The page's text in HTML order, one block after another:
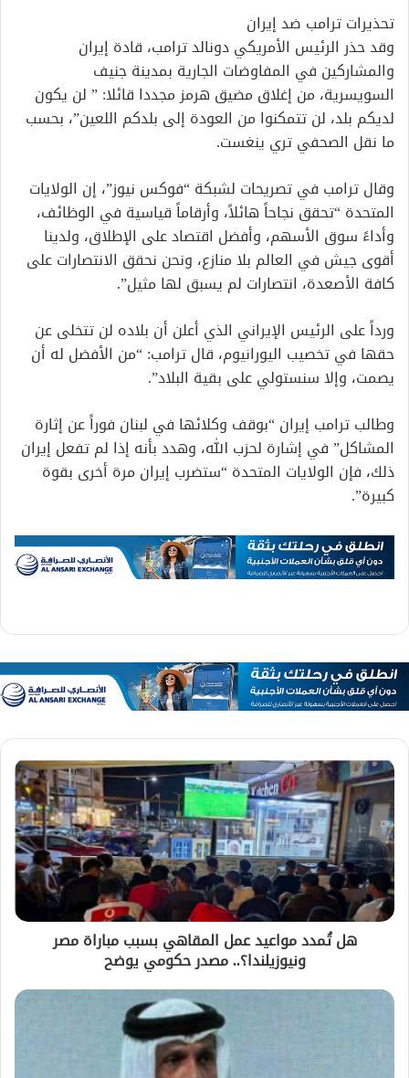
تحذيرات ترامب ضد إيران
وقد حذر الرئيس الأمريكي دونالد ترامب، قادة إيران
والمشاركين في المفاوضات الجارية بمدينة جنيف
السويسرية، من إغلاق مضيق هرمز مجددا قائلا: ” لن يكون
لديكم بلد، لن تتمكنوا من العودة إلى بلدكم اللعين”، بحسب
ما نقل الصحفي تري ينغست.
وقال ترامب في تصريحات لشبكة “فوكس نيوز”، إن الولايات
المتحدة “تحقق نجاحاً هائلاً، وأرقاماً قياسية في الوظائف،
وأداءً سوق الأسهم، وأفضل اقتصاد على الإطلاق، ولدينا
أقوى جيش في العالم بلا منازع، ونحن نحقق الانتصارات على
كافة الأصعدة، انتصارات لم يسبق لها مثيل”.
ورداً على الرئيس الإيراني الذي أعلن أن بلاده لن تتخلى عن
حقها في تخصيب اليورانيوم، قال ترامب: “من الأفضل له أن
يصمت، وإلا سنستولي على بقية البلاد”.
وطالب ترامب إيران “بوقف وكلائها في لبنان فوراً عن إثارة
المشاكل” في إشارة لحزب الله، وهدد بأنه إذا لم تفعل إيران
ذلك، فإن الولايات المتحدة “ستضرب إيران مرة أخرى بقوة
كبيرة”.
هل تُمدد مواعيد عمل المقاهي بسبب مباراة مصر
ونيوزيلندا؟.. مصدر حكومي يوضح